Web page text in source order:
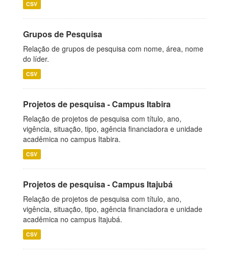
CSV
Grupos de Pesquisa
Relação de grupos de pesquisa com nome, área, nome
do líder.
CSV
Projetos de pesquisa - Campus Itabira
Relação de projetos de pesquisa com título, ano,
vigência, situação, tipo, agência financiadora e unidade
acadêmica no campus Itabira.
CSV
Projetos de pesquisa - Campus Itajubá
Relação de projetos de pesquisa com título, ano,
vigência, situação, tipo, agência financiadora e unidade
acadêmica no campus Itajubá.
CSV